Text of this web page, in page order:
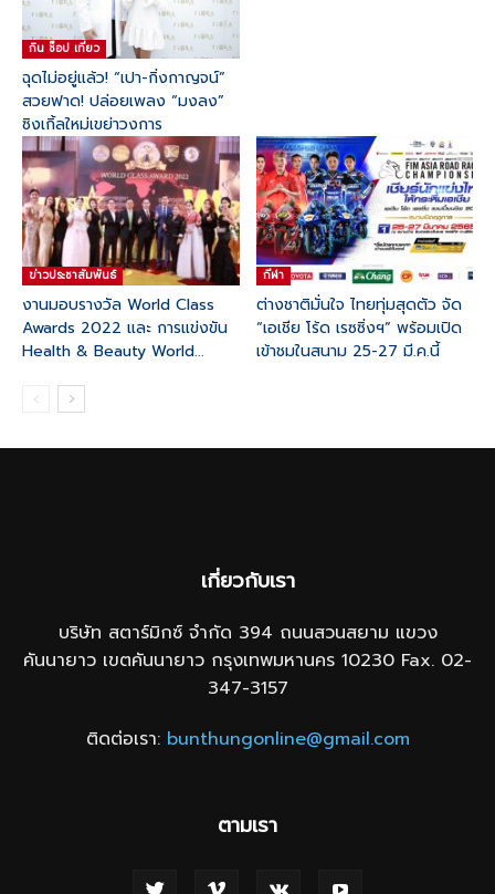
กิน ช๊อป เที่ยว
ฉุดไม่อยู่แล้ว! “เปา-กิ่งกาญจน์”
สวยฟาด! ปล่อยเพลง “มงลง”
ซิงเกิ้ลใหม่เขย่าวงการ
ข่าวประชาสัมพันธ์
งานมอบรางวัล World Class
Awards 2022 และ การแข่งขัน
Health & Beauty World...
กีฬา
ต่างชาติมั่นใจ ไทยทุ่มสุดตัว จัด
“เอเชีย โร้ด เรซซิ่งฯ” พร้อมเปิด
เข้าชมในสนาม 25-27 มี.ค.นี้
เกี่ยวกับเรา
บริษัท สตาร์มิกซ์ จำกัด 394 ถนนสวนสยาม แขวง
คันนายาว เขตคันนายาว กรุงเทพมหานคร 10230 Fax. 02-
347-3157
ติดต่อเรา: bunthungonline@gmail.com
ตามเรา